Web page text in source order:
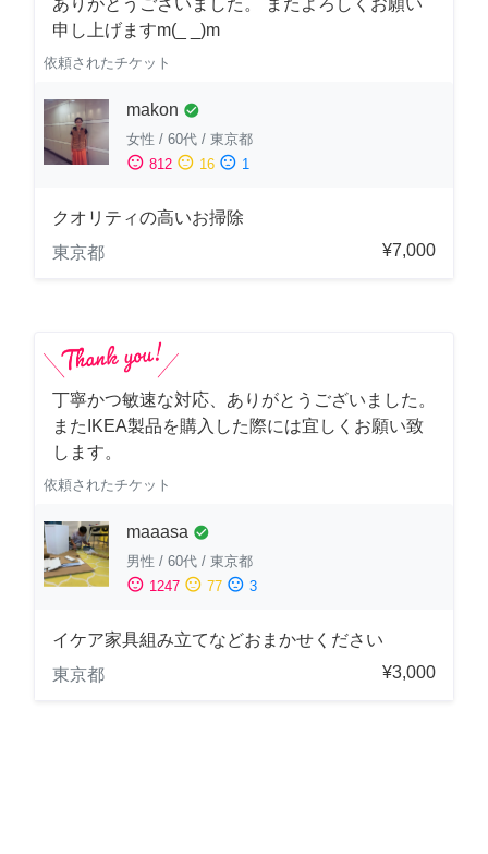
申し上げますm(_ _)m
依頼されたチケット
makon check_circle
女性 / 60代 / 東京都
sentiment_satisfied 812 sentiment_neutral 16 sentiment_dissatisfied 1
クオリティの高いお掃除
東京都
¥7,000
丁寧かつ敏速な対応、ありがとうございました。
またIKEA製品を購入した際には宜しくお願い致
します。
依頼されたチケット
maaasa check_circle
男性 / 60代 / 東京都
sentiment_satisfied 1247 sentiment_neutral 77 sentiment_dissatisfied 3
イケア家具組み立てなどおまかせください
東京都
¥3,000